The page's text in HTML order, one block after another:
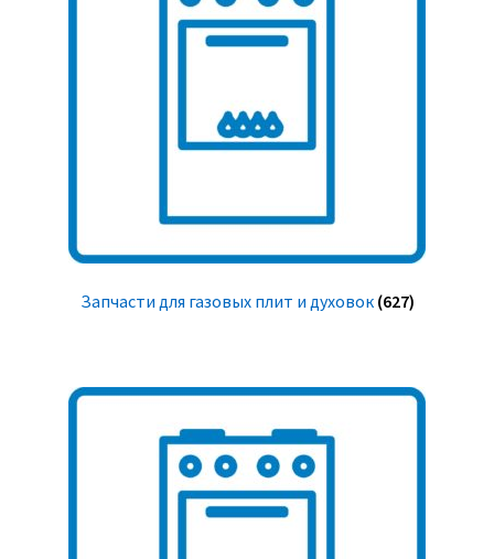
Запчасти для газовых плит и духовок (627)